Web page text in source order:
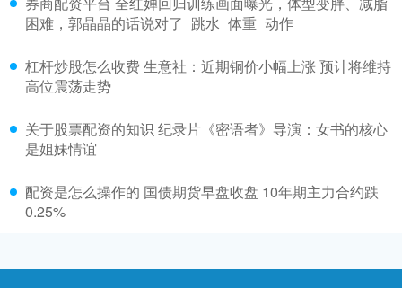
困难，郭晶晶的话说对了_跳水_体重_动作
杠杆炒股怎么收费 生意社：近期铜价小幅上涨 预计将维持
高位震荡走势
关于股票配资的知识 纪录片《密语者》导演：女书的核心
是姐妹情谊
配资是怎么操作的 国债期货早盘收盘 10年期主力合约跌
0.25%